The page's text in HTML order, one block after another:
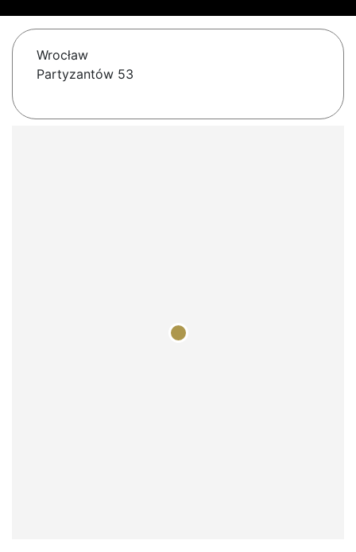
Wrocław
Partyzantów 53